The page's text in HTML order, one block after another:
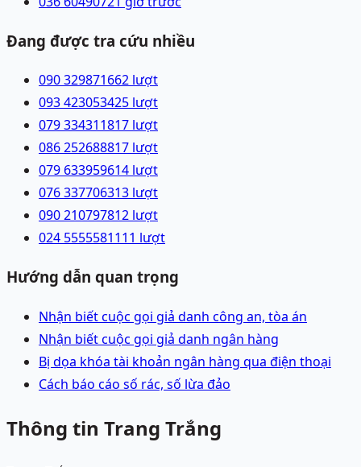
Đang được tra cứu nhiều
090 329871662 lượt
093 423053425 lượt
079 334311817 lượt
086 252688817 lượt
079 633959614 lượt
076 337706313 lượt
090 210797812 lượt
024 5555581111 lượt
Hướng dẫn quan trọng
Nhận biết cuộc gọi giả danh công an, tòa án
Nhận biết cuộc gọi giả danh ngân hàng
Bị dọa khóa tài khoản ngân hàng qua điện thoại
Cách báo cáo số rác, số lừa đảo
Thông tin Trang Trắng